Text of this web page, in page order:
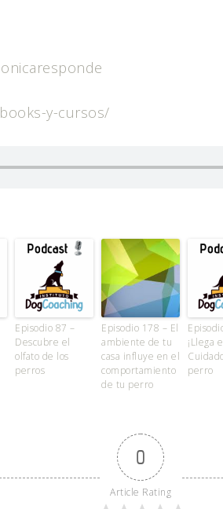
y-cursos/
Episodio 87 –
Descubre el
olfato de los
perros
Episodio 178 – El
ambiente de tu
casa influye en el
comportamiento
de tu perro
¡Llega
perro
0
Article Rating